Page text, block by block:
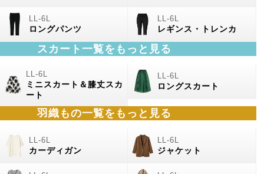
ロングパンツ レギンス・トレンカ
スカート一覧をもっと見る
ミニスカート＆膝丈スカ
ート
ロングスカート
羽織もの一覧をもっと見る
カーディガン ジャケット